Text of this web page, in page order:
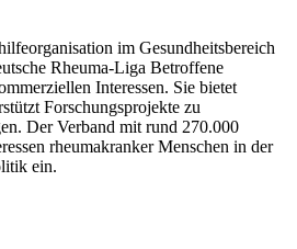
im Gesundheitsbereich
Rheuma-Liga Betroffene
Interessen. Sie bietet
Forschungsprojekte zu
Der Verband mit rund 270.000
rheumakranker Menschen in der
ein.